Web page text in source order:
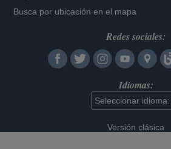
Busca por ubicación en el mapa
Redes sociales:
Idiomas:
Versión clásica